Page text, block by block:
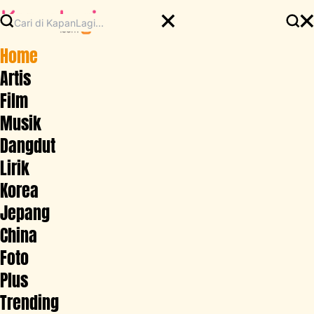
Home
Artis
Film
Musik
Dangdut
Lirik
Korea
Jepang
China
Foto
Plus
Trending